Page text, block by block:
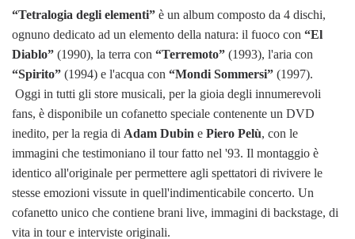
“Tetralogia degli elementi” è un album composto da 4 dischi,
ognuno dedicato ad un elemento della natura: il fuoco con “El
Diablo” (1990), la terra con “Terremoto” (1993), l'aria con
“Spirito” (1994) e l'acqua con “Mondi Sommersi” (1997).
Oggi in tutti gli store musicali, per la gioia degli innumerevoli
fans, è disponibile un cofanetto speciale contenente un DVD
inedito, per la regia di Adam Dubin e Piero Pelù, con le
immagini che testimoniano il tour fatto nel '93. Il montaggio è
identico all'originale per permettere agli spettatori di rivivere le
stesse emozioni vissute in quell'indimenticabile concerto. Un
cofanetto unico che contiene brani live, immagini di backstage, di
vita in tour e interviste originali.